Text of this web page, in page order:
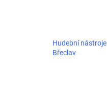
Hudební nástroje
Břeclav